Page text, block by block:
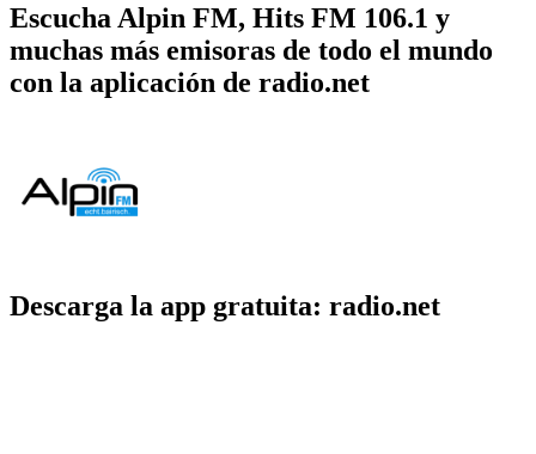
Escucha Alpin FM, Hits FM 106.1 y
muchas más emisoras de todo el mundo
con la aplicación de radio.net
Descarga la app gratuita: radio.net